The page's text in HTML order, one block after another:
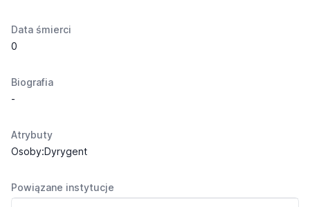
Data śmierci
0
Biografia
-
Atrybuty
Osoby:Dyrygent
Powiązane instytucje